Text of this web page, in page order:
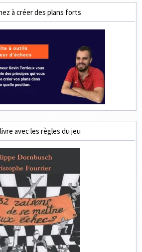
à créer des plans forts
avec les règles du jeu